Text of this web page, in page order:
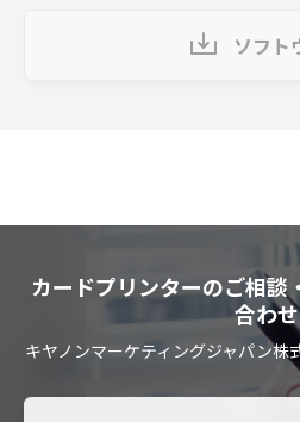
ソフト
カードプリンターのご相談
合わせ
キヤノンマーケティングジャパン株